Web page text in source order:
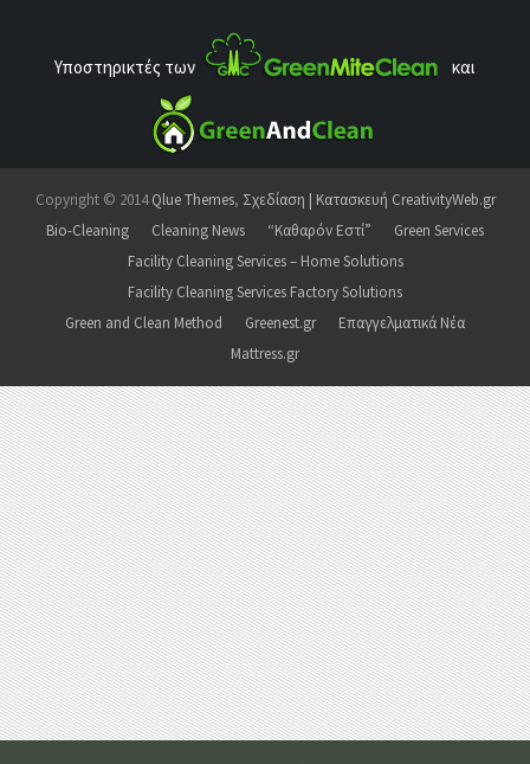
Υποστηρικτές των και
Copyright © 2014Qlue Themes, Σχεδίαση | Κατασκευή CreativityWeb.gr
Bio-Cleaning
Cleaning News “Καθαρόν Εστί”
Green Services
Facility Cleaning Services – Home Solutions
Facility Cleaning Services Factory Solutions
Green and Clean Method
Greenest.gr
Επαγγελματικά Νέα
Mattress.gr